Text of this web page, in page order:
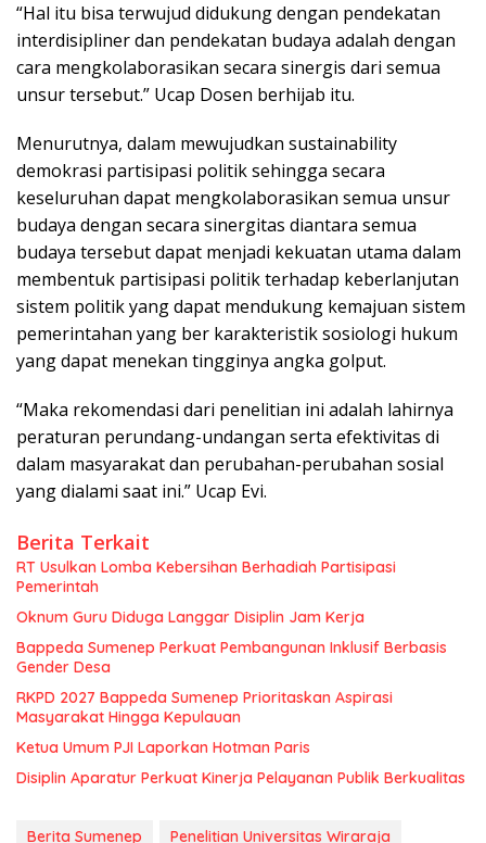
“Hal itu bisa terwujud didukung dengan pendekatan
interdisipliner dan pendekatan budaya adalah dengan
cara mengkolaborasikan secara sinergis dari semua
unsur tersebut.” Ucap Dosen berhijab itu.
Menurutnya, dalam mewujudkan sustainability
demokrasi partisipasi politik sehingga secara
keseluruhan dapat mengkolaborasikan semua unsur
budaya dengan secara sinergitas diantara semua
budaya tersebut dapat menjadi kekuatan utama dalam
membentuk partisipasi politik terhadap keberlanjutan
sistem politik yang dapat mendukung kemajuan sistem
pemerintahan yang ber karakteristik sosiologi hukum
yang dapat menekan tingginya angka golput.
“Maka rekomendasi dari penelitian ini adalah lahirnya
peraturan perundang-undangan serta efektivitas di
dalam masyarakat dan perubahan-perubahan sosial
yang dialami saat ini.” Ucap Evi.
Berita Terkait
RT Usulkan Lomba Kebersihan Berhadiah Partisipasi
Pemerintah
Oknum Guru Diduga Langgar Disiplin Jam Kerja
Bappeda Sumenep Perkuat Pembangunan Inklusif Berbasis
Gender Desa
RKPD 2027 Bappeda Sumenep Prioritaskan Aspirasi
Masyarakat Hingga Kepulauan
Ketua Umum PJI Laporkan Hotman Paris
Disiplin Aparatur Perkuat Kinerja Pelayanan Publik Berkualitas
Berita Sumenep
Penelitian Universitas Wiraraja